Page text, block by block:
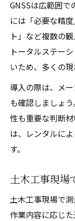
GNSSは広範囲で
には「必要な精
ト」など複数の
トータルステー
いため、多くの現
導入の際は、メ
も確認しましょ
性も重要な判断
は、レンタルに
す。
土木工事現場
土木工事現場で
作業内容に応じた